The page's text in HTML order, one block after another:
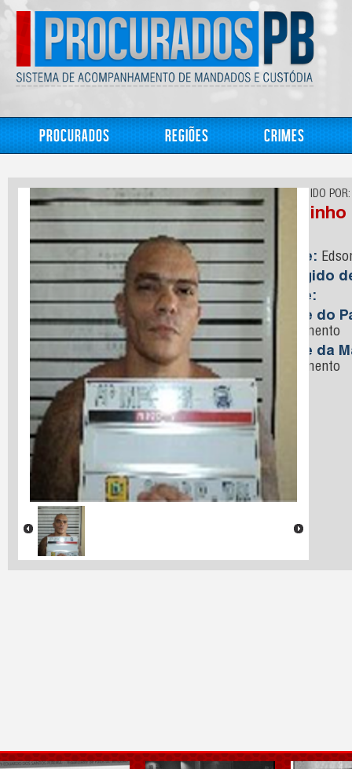
Procurados Regiões Crimes
CONHECIDO POR:
Nome:
Foragido
Idade:
Nome do
Nascimento
Nome da
Nascimento